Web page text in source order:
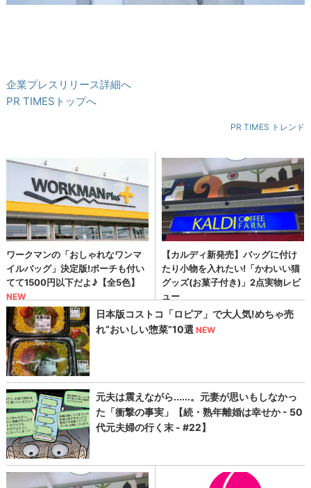
企業プレスリリース詳細へ
PR TIMESトップへ
PR TIMES トレンド